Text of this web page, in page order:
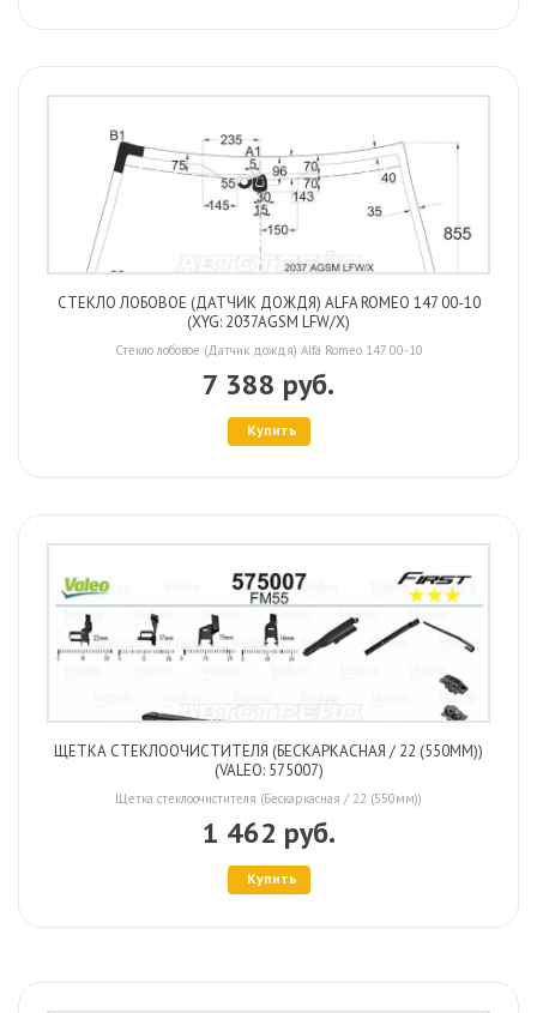
СТЕКЛО ЛОБОВОЕ (ДАТЧИК ДОЖДЯ) ALFA ROMEO 147 00-10
(XYG: 2037AGSM LFW/X)
Стекло лобовое (Датчик дождя) Alfa Romeo 147 00-10
7 388 руб.
Купить
ЩЕТКА СТЕКЛООЧИСТИТЕЛЯ (БЕСКАРКАСНАЯ / 22 (550ММ))
(VALEO: 575007)
Щетка стеклоочистителя (Бескаркасная / 22 (550мм))
1 462 руб.
Купить